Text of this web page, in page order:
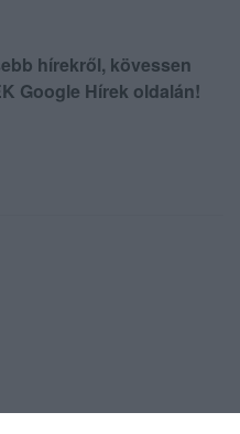
hírekről, kövessen
Google Hírek oldalán!